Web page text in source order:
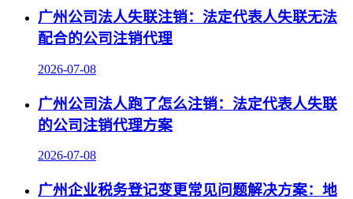
广州公司法人失联注销：法定代表人失联无法
配合的公司注销代理
2026-07-08
广州公司法人跑了怎么注销：法定代表人失联
的公司注销代理方案
2026-07-08
广州企业税务登记变更常见问题解决方案：地